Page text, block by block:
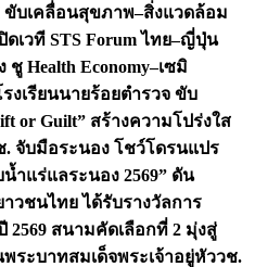
ขับเคลื่อนสุขภาพ–สิ่งแวดล้อม
ดเวที STS Forum ไทย–ญี่ปุ่น
ชู Health Economy–เซมิ
รงเรียนนายร้อยตำรวจ ขับ
or Guilt” สร้างความโปร่งใส
. จับมือระนอง โชว์โดรนแปร
ำแร่แลระนอง 2569” ดัน
วชนไทย ได้รับรางวัลการ
สนามคัดเลือกที่ 2 มุ่งสู่
ระบาทสมเด็จพระเจ้าอยู่หัววช.